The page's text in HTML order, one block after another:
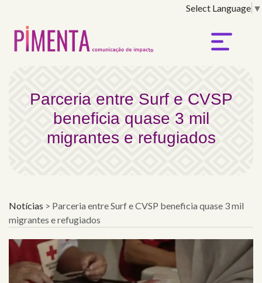
Select Language ▼
Parceria entre Surf e CVSP
beneficia quase 3 mil
migrantes e refugiados
Notícias > Parceria entre Surf e CVSP beneficia quase 3 mil
migrantes e refugiados